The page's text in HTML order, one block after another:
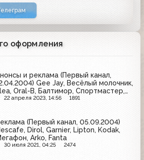
оформления
и реклама (Первый канал,
Gee Jay, Весёлый молочник,
Oral-B, Балтимор, Спортмастер,
Taft, Чешский стандарт, Мезим
22 апреля 2023, 14:56 1891
(Первый канал, 05.09.2004)
Dirol, Garnier, Lipton, Kodak,
Arko, Fanta
30 июля 2021, 04:25 2474